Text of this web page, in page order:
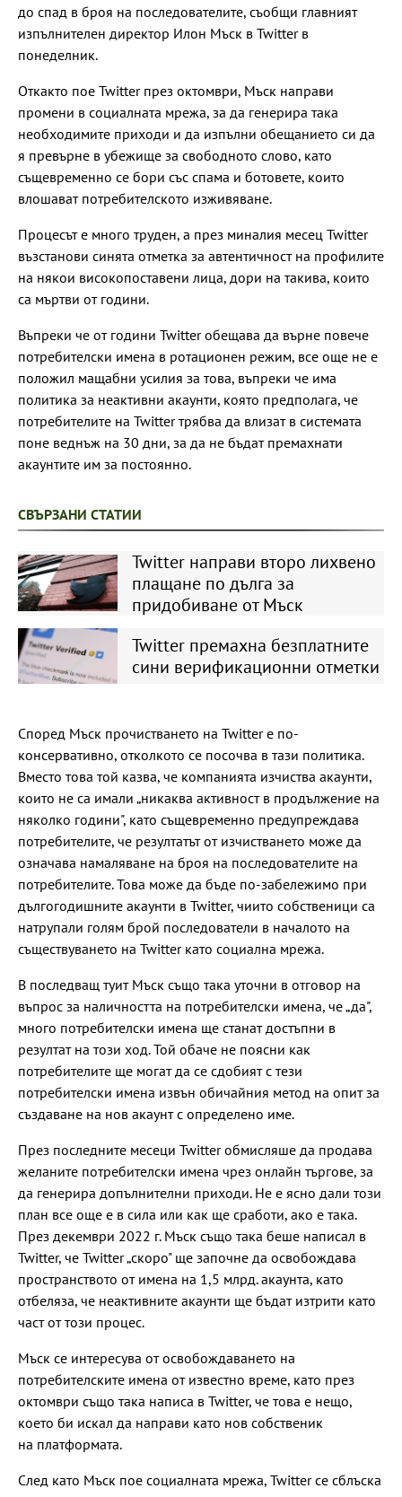
до спад в броя на последователите, съобщи главният
изпълнителен директор Илон Мъск в Twitter в
понеделник.
Откакто пое Twitter през октомври, Мъск направи
промени в социалната мрежа, за да генерира така
необходимите приходи и да изпълни обещанието си да
я превърне в убежище за свободното слово, като
същевременно се бори със спама и ботовете, които
влошават потребителското изживяване.
Процесът е много труден, а през миналия месец Twitter
възстанови синята отметка за автентичност на профилите
на някои високопоставени лица, дори на такива, които
са мъртви от години.
Въпреки че от години Twitter обещава да върне повече
потребителски имена в ротационен режим, все още не е
положил мащабни усилия за това, въпреки че има
политика за неактивни акаунти, която предполага, че
потребителите на Twitter трябва да влизат в системата
поне веднъж на 30 дни, за да не бъдат премахнати
акаунтите им за постоянно.
СВЪРЗАНИ СТАТИИ
Twitter направи второ лихвено
плащане по дълга за
придобиване от Мъск
Twitter премахна безплатните
сини верификационни отметки
Според Мъск прочистването на Twitter е по-
консервативно, отколкото се посочва в тази политика.
Вместо това той казва, че компанията изчиства акаунти,
които не са имали „никаква активност в продължение на
няколко години", като същевременно предупреждава
потребителите, че резултатът от изчистването може да
означава намаляване на броя на последователите на
потребителите. Това може да бъде по-забележимо при
дългогодишните акаунти в Twitter, чиито собственици са
натрупали голям брой последователи в началото на
съществуването на Twitter като социална мрежа.
В последващ туит Мъск също така уточни в отговор на
въпрос за наличността на потребителски имена, че „да",
много потребителски имена ще станат достъпни в
резултат на този ход. Той обаче не поясни как
потребителите ще могат да се сдобият с тези
потребителски имена извън обичайния метод на опит за
създаване на нов акаунт с определено име.
През последните месеци Twitter обмисляше да продава
желаните потребителски имена чрез онлайн търгове, за
да генерира допълнителни приходи. Не е ясно дали този
план все още е в сила или как ще сработи, ако е така.
През декември 2022 г. Мъск също така беше написал в
Twitter, че Twitter „скоро" ще започне да освобождава
пространството от имена на 1,5 млрд. акаунта, като
отбеляза, че неактивните акаунти ще бъдат изтрити като
част от този процес.
Мъск се интересува от освобождаването на
потребителските имена от известно време, като през
октомври също така написа в Twitter, че това е нещо,
което би искал да направи като нов собственик
на платформата.
След като Мъск пое социалната мрежа, Twitter се сблъска